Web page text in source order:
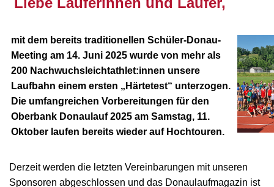
mit dem bereits traditionellen Schüler-Donau-
Meeting am 14. Juni 2025 wurde von mehr als
200 Nachwuchsleichtathlet:innen unsere
Laufbahn einem ersten „Härtetest“ unterzogen.
Die umfangreichen Vorbereitungen für den
Oberbank Donaulauf 2025 am Samstag, 11.
Oktober laufen bereits wieder auf Hochtouren.
Derzeit werden die letzten Vereinbarungen mit unseren
Sponsoren abgeschlossen und das Donaulaufmagazin ist